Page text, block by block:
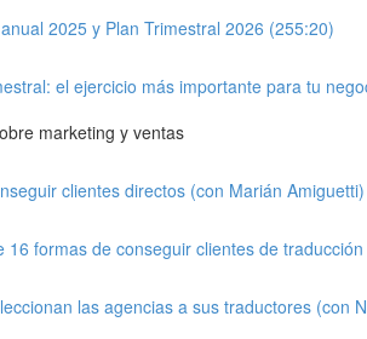
2025 y Plan Trimestral 2026 (255:20)
el ejercicio más importante para tu
marketing y ventas
clientes directos (con Marián
16 formas de conseguir clientes de
las agencias a sus traductores (con